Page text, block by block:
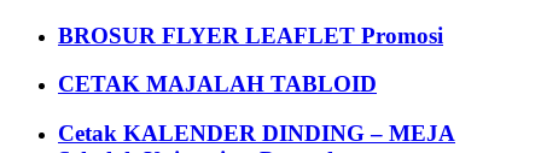
BROSUR FLYER LEAFLET Promosi
CETAK MAJALAH TABLOID
Cetak KALENDER DINDING – MEJA